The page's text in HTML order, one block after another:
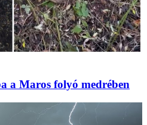
a Maros folyó medrében